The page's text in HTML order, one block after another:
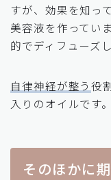
すが、効果を知っ
美容液を作ってい
的でディフューズ
自律神経が整う役
入りのオイルです。
そのほかに